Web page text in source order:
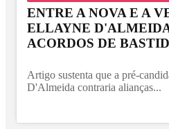
ENTRE A NOVA E A
ELLAYNE
ACORDOS DE
Artigo sustenta que a pré-
D'Almeida contraria alianças...